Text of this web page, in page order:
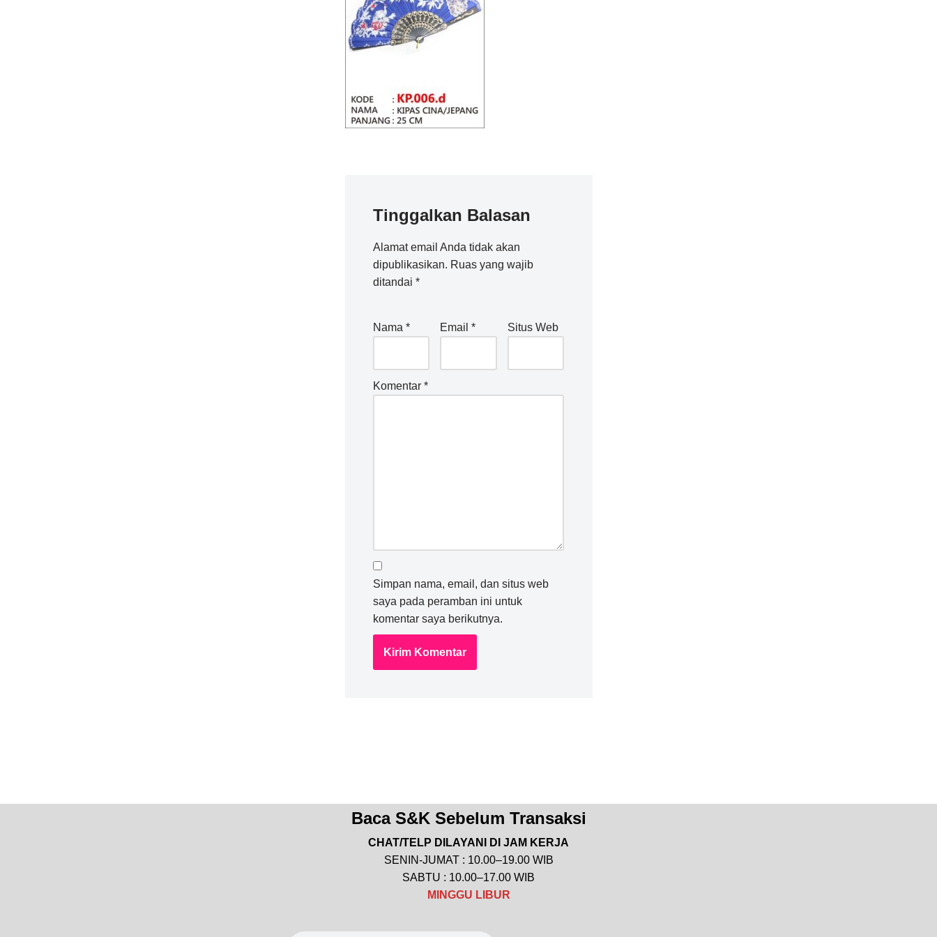
Tinggalkan Balasan
Alamat email Anda tidak akan
dipublikasikan. Ruas yang wajib
ditandai *
Nama * Email* Situs Web
Komentar *
Simpan nama, email, dan situs web
saya pada peramban ini untuk
komentar saya berikutnya.
Baca S&K Sebelum Transaksi
CHAT/TELP DILAYANI DI JAM KERJA
SENIN-JUMAT : 10.00–19.00 WIB
SABTU : 10.00–17.00 WIB
MINGGU LIBUR